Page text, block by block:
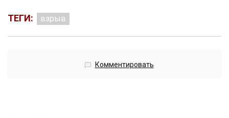
ТЕГИ: взрыв
Комментировать